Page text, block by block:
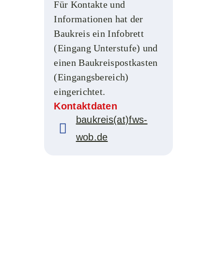
Für Kontakte und
Informationen hat der
Baukreis ein Infobrett
(Eingang Unterstufe) und
einen Baukreispostkasten
(Eingangsbereich)
eingerichtet.
Kontaktdaten
baukreis(at)fws-
wob.de